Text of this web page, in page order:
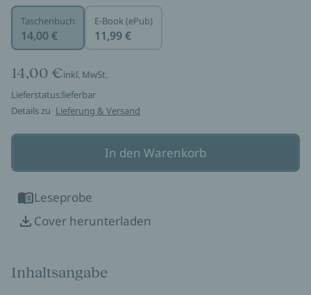
Taschenbuch
14,00 €
E-Book (ePub)
11,99 €
14,00 €inkl. MwSt.
Lieferstatus:lieferbar
Details zu Lieferung & Versand
In den Warenkorb
Leseprobe
Cover herunterladen
Inhaltsangabe